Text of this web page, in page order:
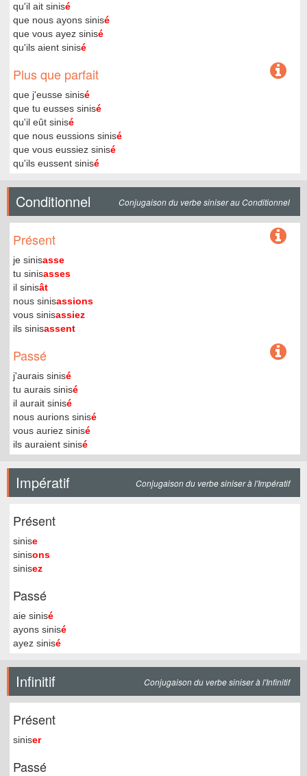
qu'il ait sinisé
que nous ayons sinisé
que vous ayez sinisé
qu'ils aient sinisé
Plus que parfait
que j'eusse sinisé
que tu eusses sinisé
qu'il eût sinisé
que nous eussions sinisé
que vous eussiez sinisé
qu'ils eussent sinisé
Conditionnel Conjugaison du verbe siniser au Conditionnel
Présent
je sinisasse
tu sinisasses
il sinisât
nous sinisassions
vous sinisassiez
ils sinisassent
Passé
j'aurais sinisé
tu aurais sinisé
il aurait sinisé
nous aurions sinisé
vous auriez sinisé
ils auraient sinisé
Impératif Conjugaison du verbe siniser à l'Impératif
Présent
sinise
sinisons
sinisez
Passé
aie sinisé
ayons sinisé
ayez sinisé
Infinitif Conjugaison du verbe siniser à l'Infinitif
Présent
siniser
Passé